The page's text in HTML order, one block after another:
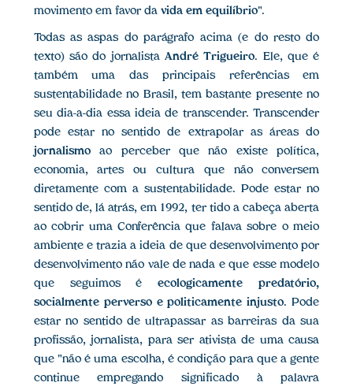
movimento em favor davida em equilíbrio".
Todas as aspas do parágrafo acima (e do resto do
texto) são do jornalista André Trigueiro. Ele, que é
também uma das principais referências em
sustentabilidade no Brasil, tem bastante presente no
seu dia-a-dia essa ideia de transcender. Transcender
pode estar no sentido de extrapolar as áreas do
jornalismoao perceber que não existe política,
economia, artes ou cultura que não conversem
diretamente com a sustentabilidade. Pode estar no
sentido de, lá atrás, em 1992, ter tido a cabeça aberta
ao cobrir uma Conferência que falava sobre o meio
ambiente e trazia a ideia de que desenvolvimento por
desenvolvimento não vale de nada e que esse modelo
que seguimos éecologicamente predatório,
socialmente perverso e politicamente injusto. Pode
estar no sentido de ultrapassar as barreiras da sua
profissão, jornalista, para ser ativista de uma causa
que "não é uma escolha, é condição para que a gente
continue empregando significado à palavra